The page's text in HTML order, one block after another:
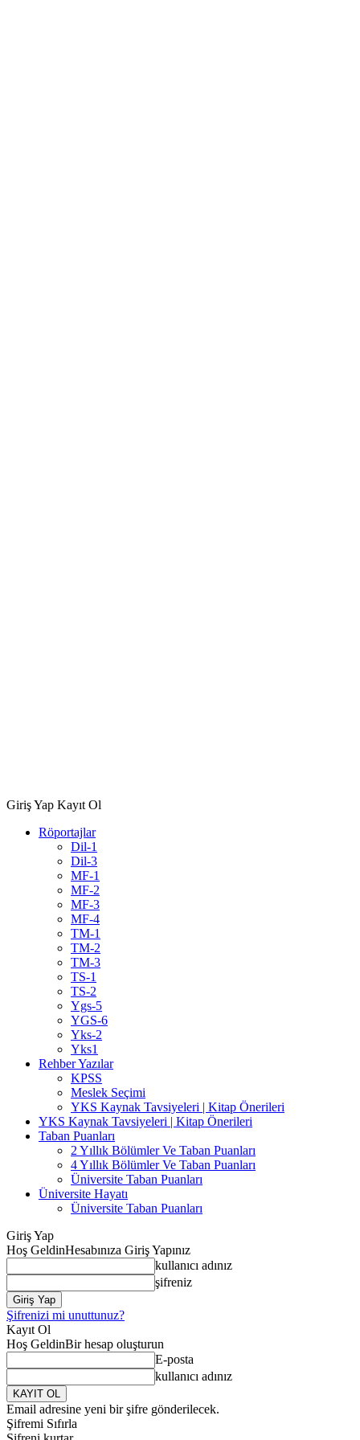
Giriş Yap Kayıt Ol
Röportajlar
Dil-1
Dil-3
MF-1
MF-2
MF-3
MF-4
TM-1
TM-2
TM-3
TS-1
TS-2
Ygs-5
YGS-6
Yks-2
Yks1
Rehber Yazılar
KPSS
Meslek Seçimi
YKS Kaynak Tavsiyeleri | Kitap Önerileri
YKS Kaynak Tavsiyeleri | Kitap Önerileri
Taban Puanları
2 Yıllık Bölümler Ve Taban Puanları
4 Yıllık Bölümler Ve Taban Puanları
Üniversite Taban Puanları
Üniversite Hayatı
Üniversite Taban Puanları
Giriş Yap
Hoş GeldinHesabınıza Giriş Yapınız
kullanıcı adınız
şifreniz
Şifrenizi mi unuttunuz?
Kayıt Ol
Hoş GeldinBir hesap oluşturun
E-posta
kullanıcı adınız
Email adresine yeni bir şifre gönderilecek.
Şifremi Sıfırla